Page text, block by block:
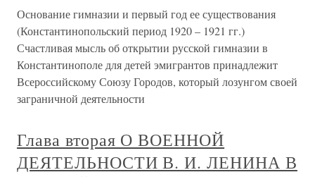
Основание гимназии и первый год ее существования
(Константинопольский период 1920 – 1921 гг.)
Счастливая мысль об открытии русской гимназии в
Константинополе для детей эмигрантов принадлежит
Всероссийскому Союзу Городов, который лозунгом своей
заграничной деятельности
Глава вторая О ВОЕННОЙ
ДЕЯТЕЛЬНОСТИ В. И. ЛЕНИНА В